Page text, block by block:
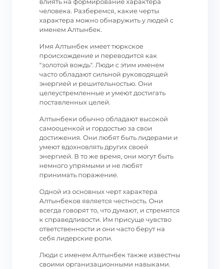
человека. Разберемся, какие черты
характера можно обнаружить у людей с
именем Алтынбек.
Имя Алтынбек имеет тюркское
происхождение и переводится как
"золотой вождь". Люди с этим именем
часто обладают сильной руководящей
энергией и решительностью. Они
целеустремленные и умеют достигать
поставленных целей.
Алтынбеки обычно обладают высокой
самооценкой и гордостью за свои
достижения. Они любят быть лидерами и
умеют вдохновлять других своей
энергией. В то же время, они могут быть
немного упрямыми и не любят
принимать поражение.
Одной из основных черт характера
Алтынбеков является честность. Они
всегда говорят то, что думают, и стремятся
к справедливости. Им присуще чувство
ответственности и они часто берут на
себя лидерские роли.
Люди с именем Алтынбек также известны
своими организационными навыками.